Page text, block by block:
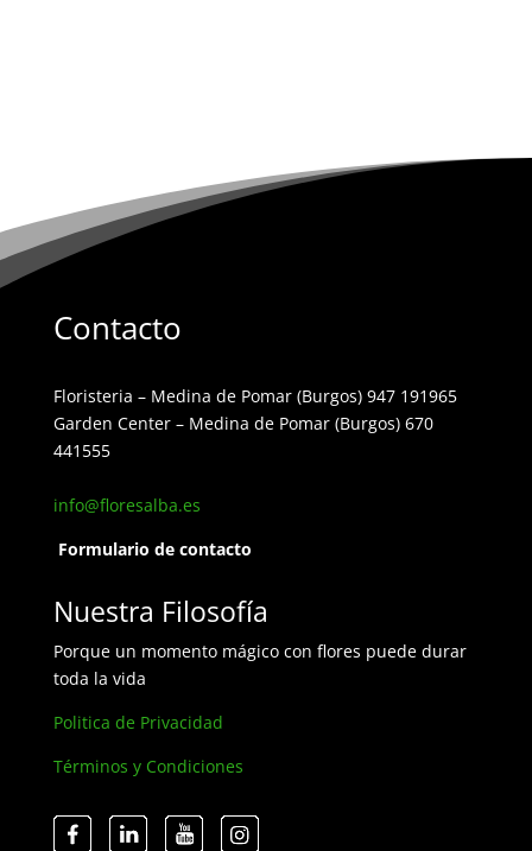
Contacto
Floristeria – Medina de Pomar (Burgos) 947 191965
Garden Center – Medina de Pomar (Burgos) 670
441555
info@floresalba.es
Formulario de contacto
Nuestra Filosofía
Porque un momento mágico con flores puede durar
toda la vida
Politica de Privacidad
Términos y Condiciones